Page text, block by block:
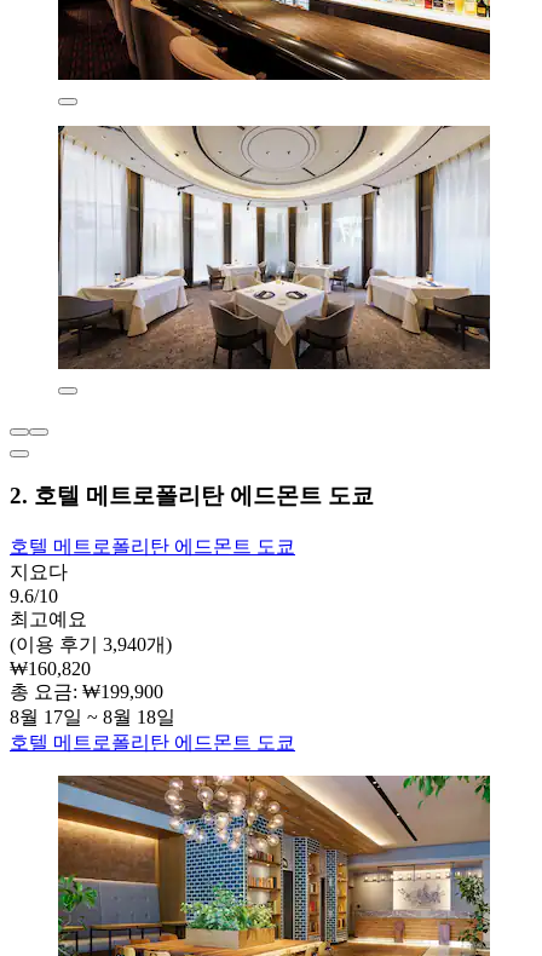
2. 호텔 메트로폴리탄 에드몬트 도쿄
호텔 메트로폴리탄 에드몬트 도쿄
지요다
9.6/10
최고예요
(이용 후기 3,940개)
₩160,820
총 요금: ₩199,900
8월 17일 ~ 8월 18일
호텔 메트로폴리탄 에드몬트 도쿄